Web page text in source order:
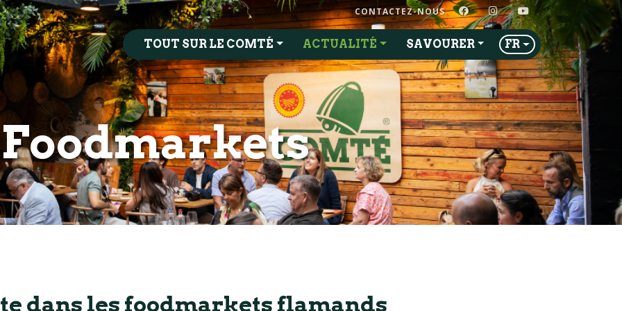
CONTACTEZ-NOUS FACEBOOKINSTAGRAMYOUTUBE
TOUT SUR LE COMTÉ ACTUALITÉ SAVOURER FR
Foodmarkets
dans les foodmarkets flamands